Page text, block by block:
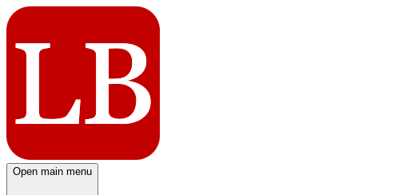
Open main menu